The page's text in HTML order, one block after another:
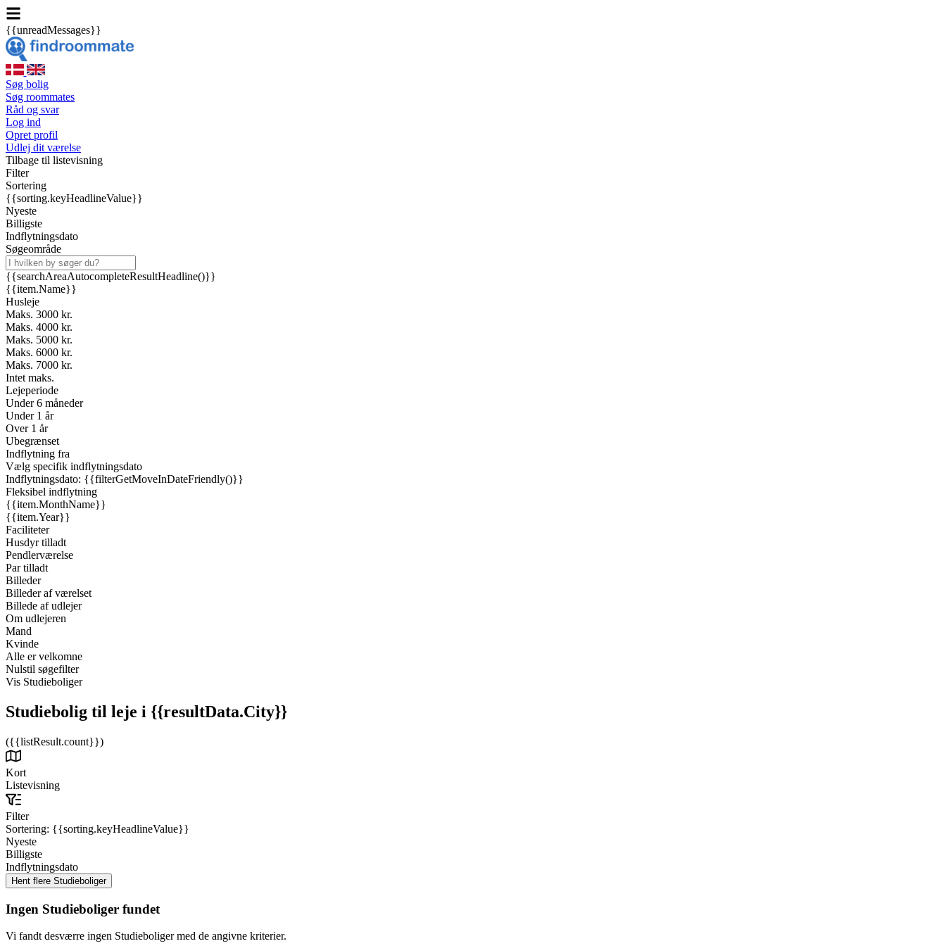
{{unreadMessages}}
Søg bolig
Søg roommates
Råd og svar
Log ind
Opret profil
Udlej dit værelse
Tilbage til listevisning
Filter
Sortering
{{sorting.keyHeadlineValue}}
Nyeste
Billigste
Indflytningsdato
Søgeområde
{{searchAreaAutocompleteResultHeadline()}}
{{item.Name}}
Husleje
Maks. 3000 kr.
Maks. 4000 kr.
Maks. 5000 kr.
Maks. 6000 kr.
Maks. 7000 kr.
Intet maks.
Lejeperiode
Under 6 måneder
Under 1 år
Over 1 år
Ubegrænset
Indflytning fra
Vælg specifik indflytningsdato
Indflytningsdato: {{filterGetMoveInDateFriendly()}}
Fleksibel indflytning
{{item.MonthName}}
{{item.Year}}
Faciliteter
Husdyr tilladt
Pendlerværelse
Par tilladt
Billeder
Billeder af værelset
Billede af udlejer
Om udlejeren
Mand
Kvinde
Alle er velkomne
Nulstil søgefilter
Vis Studieboliger
Studiebolig til leje i {{resultData.City}}
({{listResult.count}})
Kort
Listevisning
Filter
Sortering: {{sorting.keyHeadlineValue}}
Nyeste
Billigste
Indflytningsdato
Ingen Studieboliger fundet
Vi fandt desværre ingen Studieboliger med de angivne kriterier.